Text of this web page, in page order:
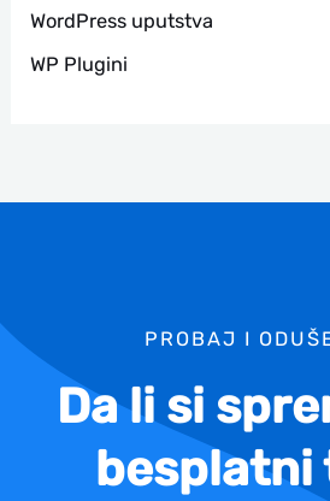
WordPress uputstva
WP Plugini
PROBAJ I
Da li si
besplatni